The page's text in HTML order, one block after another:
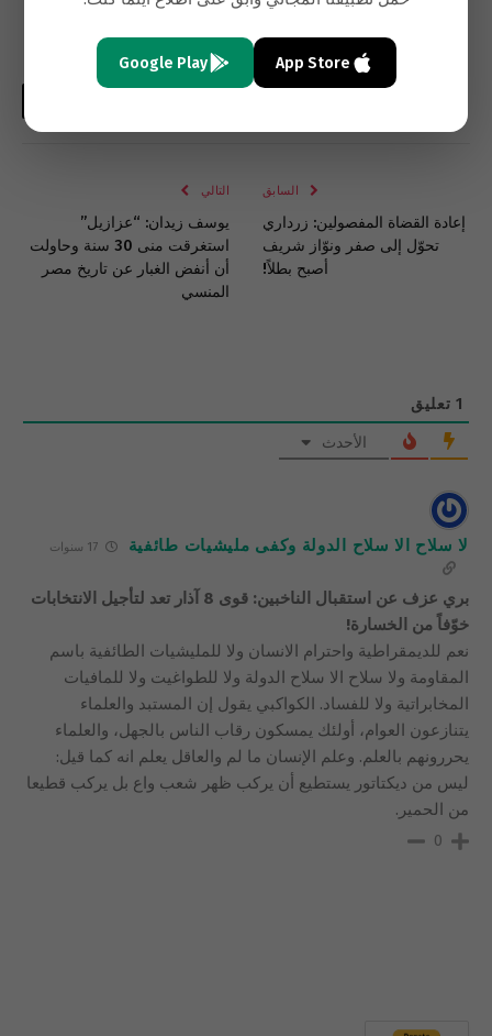
Copy
السابق
إعادة القضاة المفصولين: زرداري
تحوّل إلى صفر ونوّاز شريف
أصبح بطلاً!
التالي
يوسف زيدان: “عزازيل”
استغرقت منى 30 سنة وحاولت
أن أنفض الغبار عن تاريخ مصر
المنسي
1 تعليق
الأحدث
لا سلاح الا سلاح الدولة وكفى مليشيات طائفية 17 سنوات
بري عزف عن استقبال الناخبين: قوى 8 آذار تعد لتأجيل الانتخابات
خوّفاً من الخسارة!
نعم للديمقراطية واحترام الانسان ولا للمليشيات الطائفية باسم
المقاومة ولا سلاح الا سلاح الدولة ولا للطواغيت ولا للمافيات
المخابراتية ولا للفساد. الكواكبي يقول إن المستبد والعلماء
يتنازعون العوام، أولئك يمسكون رقاب الناس بالجهل، والعلماء
يحررونهم بالعلم. وعلم الإنسان ما لم والعاقل يعلم انه كما قيل:
ليس من ديكتاتور يستطيع أن يركب ظهر شعب واع بل يركب قطيعا
من الحمير.
0
App Store
Google Play